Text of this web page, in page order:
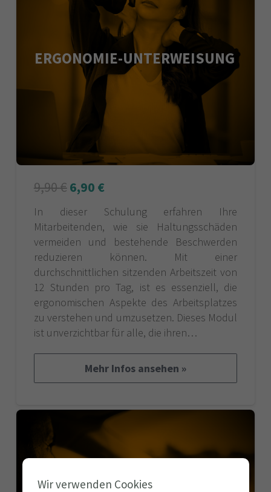
ERGONOMIE-UNTERWEISUNG
9,90€6,90 €
In dieser Schulung erfahren Ihre
Mitarbeitenden, wie sie Haltungsschäden
vermeiden und bestehende Beschwerden
reduzieren können. Mit einer
durchschnittlichen sitzenden Arbeitszeit von
12 Stunden pro Tag, ist es essenziell, die
ergonomischen Aspekte des Arbeitsplatzes
zu verstehen und umzusetzen. Dieses Modul
ist unverzichtbar für alle, die ihren…
Mehr Infos ansehen »
Wir verwenden Cookies